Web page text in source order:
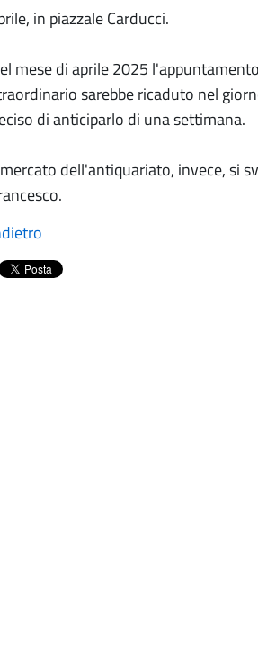
in piazzale Carducci.
mese di aprile 2025
sarebbe ricaduto nel
di anticiparlo di una settimana.
dell'antiquariato, invece, si